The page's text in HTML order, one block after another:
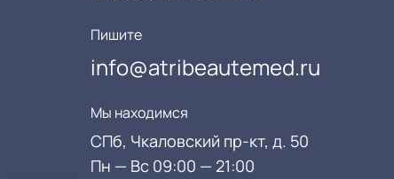
Пишите
info@atribeautemed.ru
Мы находимся
СПб, Чкаловский пр-кт, д. 50
Пн — Вс 09:00 — 21:00